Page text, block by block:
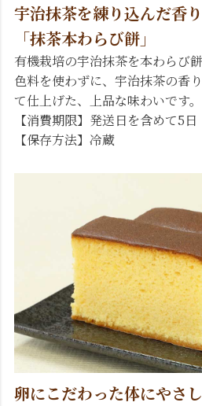
宇治抹茶を練り込んだ香
「抹茶本わらび餅」
有機栽培の宇治抹茶を本わらび
色料を使わずに、宇治抹茶の香
て仕上げた、上品な味わいです。
【消費期限】発送日を含めて5日
【保存方法】冷蔵
卵にこだわった体にやさ